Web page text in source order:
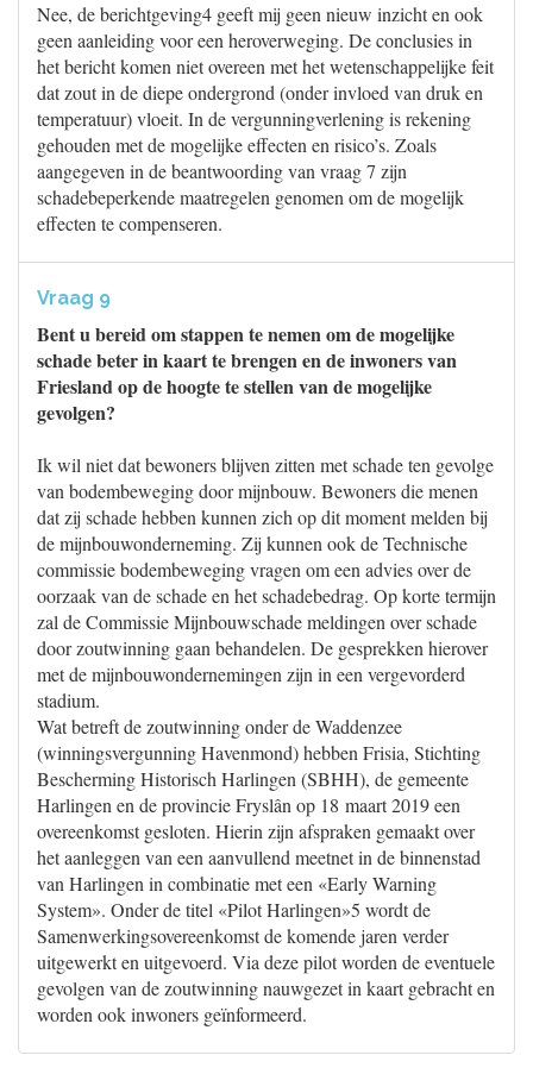
Nee, de berichtgeving4 geeft mij geen nieuw inzicht en ook
geen aanleiding voor een heroverweging. De conclusies in
het bericht komen niet overeen met het wetenschappelijke feit
dat zout in de diepe ondergrond (onder invloed van druk en
temperatuur) vloeit. In de vergunningverlening is rekening
gehouden met de mogelijke effecten en risico’s. Zoals
aangegeven in de beantwoording van vraag 7 zijn
schadebeperkende maatregelen genomen om de mogelijk
effecten te compenseren.
Vraag 9
Bent u bereid om stappen te nemen om de mogelijke
schade beter in kaart te brengen en de inwoners van
Friesland op de hoogte te stellen van de mogelijke
gevolgen?
Ik wil niet dat bewoners blijven zitten met schade ten gevolge
van bodembeweging door mijnbouw. Bewoners die menen
dat zij schade hebben kunnen zich op dit moment melden bij
de mijnbouwonderneming. Zij kunnen ook de Technische
commissie bodembeweging vragen om een advies over de
oorzaak van de schade en het schadebedrag. Op korte termijn
zal de Commissie Mijnbouwschade meldingen over schade
door zoutwinning gaan behandelen. De gesprekken hierover
met de mijnbouwondernemingen zijn in een vergevorderd
stadium.
Wat betreft de zoutwinning onder de Waddenzee
(winningsvergunning Havenmond) hebben Frisia, Stichting
Bescherming Historisch Harlingen (SBHH), de gemeente
Harlingen en de provincie Fryslân op 18 maart 2019 een
overeenkomst gesloten. Hierin zijn afspraken gemaakt over
het aanleggen van een aanvullend meetnet in de binnenstad
van Harlingen in combinatie met een «Early Warning
System». Onder de titel «Pilot Harlingen»5 wordt de
Samenwerkingsovereenkomst de komende jaren verder
uitgewerkt en uitgevoerd. Via deze pilot worden de eventuele
gevolgen van de zoutwinning nauwgezet in kaart gebracht en
worden ook inwoners geïnformeerd.